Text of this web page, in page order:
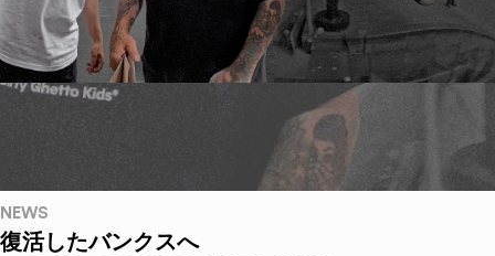
NEWS
復活したバンクスへ